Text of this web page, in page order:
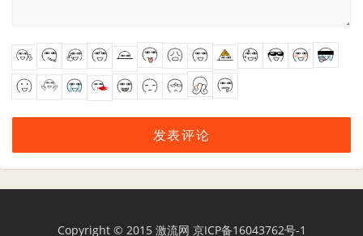
Copyright © 2015 激流网 京ICP备16043762号-1